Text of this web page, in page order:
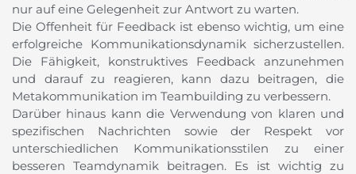
nur auf eine Gelegenheit zur Antwort zu warten.
Die Offenheit für Feedback ist ebenso wichtig, um eine
erfolgreiche Kommunikationsdynamik sicherzustellen.
Die Fähigkeit, konstruktives Feedback anzunehmen
und darauf zu reagieren, kann dazu beitragen, die
Metakommunikation im Teambuilding zu verbessern.
Darüber hinaus kann die Verwendung von klaren und
spezifischen Nachrichten sowie der Respekt vor
unterschiedlichen Kommunikationsstilen zu einer
besseren Teamdynamik beitragen. Es ist wichtig zu